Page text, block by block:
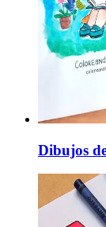
Dibujos